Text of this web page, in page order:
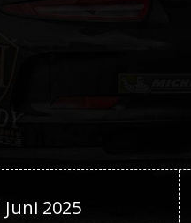
Juni 2025